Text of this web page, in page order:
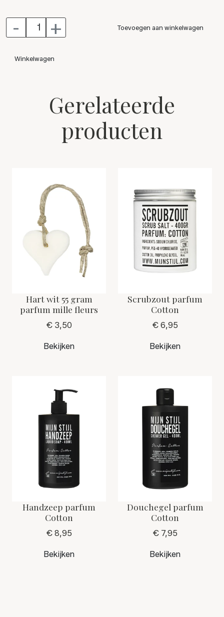
- + Toevoegen aan winkelwagen
Winkelwagen
Gerelateerde
producten
Hart wit 55 gram
parfum mille fleurs
€ 3,50
Bekijken
Scrubzout parfum
Cotton
€ 6,95
Bekijken
Handzeep parfum
Cotton
€ 8,95
Bekijken
Douchegel parfum
Cotton
€ 7,95
Bekijken